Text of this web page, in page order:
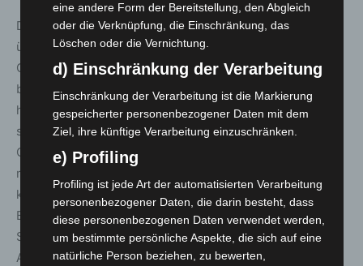
Den Vorsitz der Gesundheitsministerkonferenz
übernimmt 2027 das Land Hessen. Gastgeberin der 100.
GMK wird Gesundheitsministerin Diana Stolz sein. Sie
betonte, dass auch künftig die Sicherung einer
hochwertigen medizinischen Versorgung im Mittelpunkt
stehen müsse: „Auf der 99.
Gesundheitsministerkonferenz hat Hessen gemeinsam
mit den anderen Ländern wichtige Weichen gestellt. Wir
kümmern uns um die Gesundheit der Bürgerinnen und
Bürger: Wir schützen Kinder und Jugendliche vor
Suchtprodukten, die mit trendigen Designs und süßen
Aromen verharmlosend als modern angepriesen werden.
eine andere Form der Bereitstellung, den Abgleich
oder die Verknüpfung, die Einschränkung, das
Löschen oder die Vernichtung.
d) Einschränkung der Verarbeitung
Einschränkung der Verarbeitung ist die Markierung
gespeicherter personenbezogener Daten mit dem
Ziel, ihre künftige Verarbeitung einzuschränken.
e) Profiling
Profiling ist jede Art der automatisierten Verarbeitung
personenbezogener Daten, die darin besteht, dass
diese personenbezogenen Daten verwendet werden,
um bestimmte persönliche Aspekte, die sich auf eine
natürliche Person beziehen, zu bewerten,